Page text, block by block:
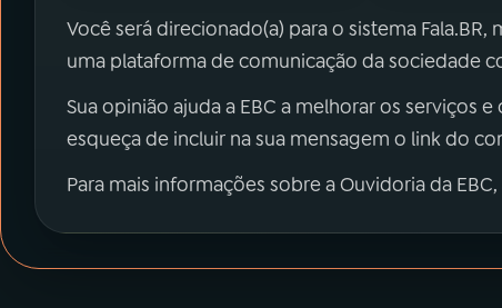
Você será direcionado(a) para o sistema Fala.BR,
uma plataforma de comunicação da sociedade
Sua opinião ajuda a EBC a melhorar os serviços
esqueça de incluir na sua mensagem o link do
Para mais informações sobre a Ouvidoria da